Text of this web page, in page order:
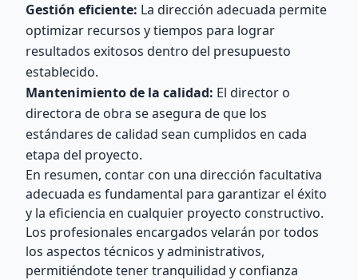
Gestión eficiente: La dirección adecuada permite
optimizar recursos y tiempos para lograr
resultados exitosos dentro del presupuesto
establecido.
Mantenimiento de la calidad: El director o
directora de obra se asegura de que los
estándares de calidad sean cumplidos en cada
etapa del proyecto.
En resumen, contar con una dirección facultativa
adecuada es fundamental para garantizar el éxito
y la eficiencia en cualquier proyecto constructivo.
Los profesionales encargados velarán por todos
los aspectos técnicos y administrativos,
permitiéndote tener tranquilidad y confianza